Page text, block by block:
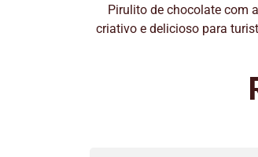
Pirulito de chocolate com
criativo e delicioso para